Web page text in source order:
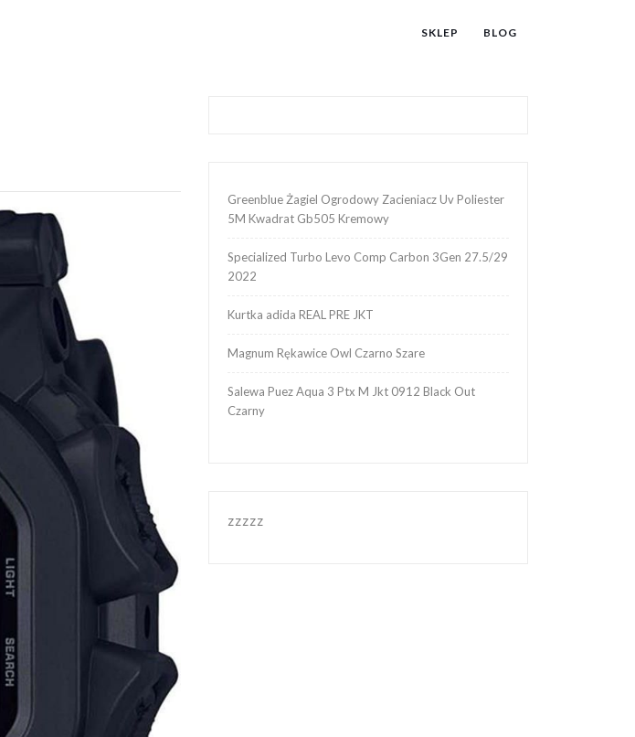
SKLEP BLOG
Greenblue Żagiel Ogrodowy Zacieniacz Uv Poliester
5M Kwadrat Gb505 Kremowy
Specialized Turbo Levo Comp Carbon 3Gen 27.5/29
2022
Kurtka adida REAL PRE JKT
Magnum Rękawice Owl Czarno Szare
Salewa Puez Aqua 3 Ptx M Jkt 0912 Black Out
Czarny
zzzzz